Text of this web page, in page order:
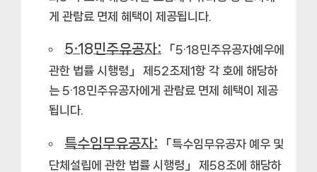
게 관람료 면제 혜택이 제공됩니다.
5·18민주유공자: 「5·18민주유공자예우에
관한 법률 시행령」 제52조제1항 각 호에 해당하
는 5·18민주유공자에게 관람료 면제 혜택이 제공
됩니다.
특수임무유공자: 「특수임무유공자 예우 및
단체설립에 관한 법률 시행령」 제58조에 해당하